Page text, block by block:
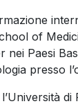
of
nei Paesi
presso
di